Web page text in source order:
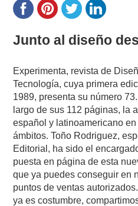
Junto al diseño
Experimenta, revista de
Tecnología, cuya primera
1989, presenta su número
largo de sus 112 páginas, la
español y latinoamericano
ámbitos. Toño Rodriguez,
Editorial, ha sido el
puesta en página de esta
que ya puedes conseguir en
puntos de ventas
ya es costumbre,